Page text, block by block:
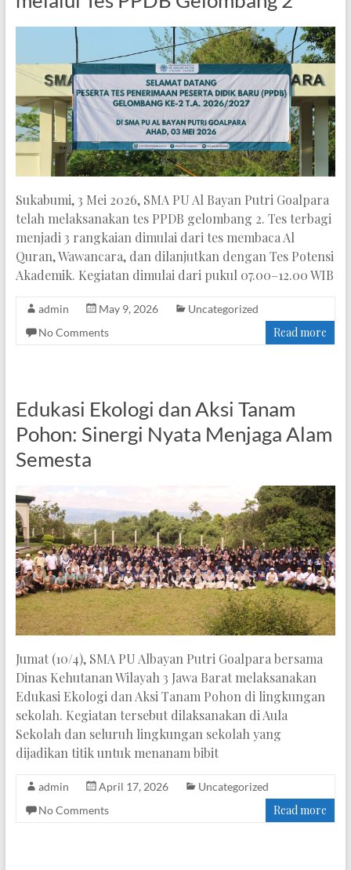
Sukabumi, 3 Mei 2026, SMA PU Al Bayan Putri Goalpara
telah melaksanakan tes PPDB gelombang 2. Tes terbagi
menjadi 3 rangkaian dimulai dari tes membaca Al
Quran, Wawancara, dan dilanjutkan dengan Tes Potensi
Akademik. Kegiatan dimulai dari pukul 07.00–12.00 WIB
admin May 9, 2026
Uncategorized
No Comments
Read more
Edukasi Ekologi dan Aksi Tanam
Pohon: Sinergi Nyata Menjaga Alam
Semesta
Jumat (10/4), SMA PU Albayan Putri Goalpara bersama
Dinas Kehutanan Wilayah 3 Jawa Barat melaksanakan
Edukasi Ekologi dan Aksi Tanam Pohon di lingkungan
sekolah. Kegiatan tersebut dilaksanakan di Aula
Sekolah dan seluruh lingkungan sekolah yang
dijadikan titik untuk menanam bibit
admin April 17, 2026
Uncategorized
No Comments
Read more